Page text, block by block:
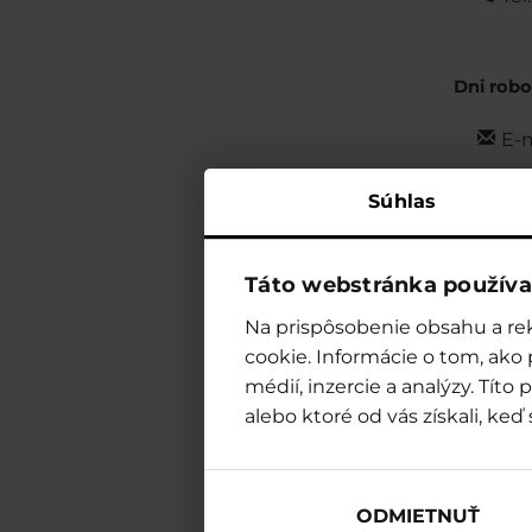
Súhlas
Táto webstránka
Na prispôsobenie obsahu a
cookie. Informácie o tom,
médií, inzercie a analýzy.
alebo ktoré od vás získali,
ODMIETNUŤ
Dni
E-
Znajdź